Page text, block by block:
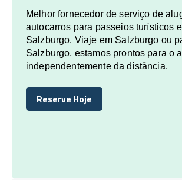
Melhor fornecedor de serviço de
autocarros para passeios turísticos
Salzburgo. Viaje em Salzburgo ou
Salzburgo, estamos prontos para o
independentemente da distância.
Reserve Hoje
Reserve Hoje